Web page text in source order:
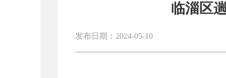
临淄区
发布日期：2024-05-10